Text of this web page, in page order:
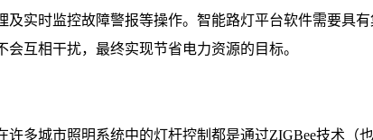
实时监控故障警报等操作。智能路灯平台软件需要具
互相干扰，最终实现节省电力资源的目标。
多城市照明系统中的灯杆控制都是通过ZIGBee技术（